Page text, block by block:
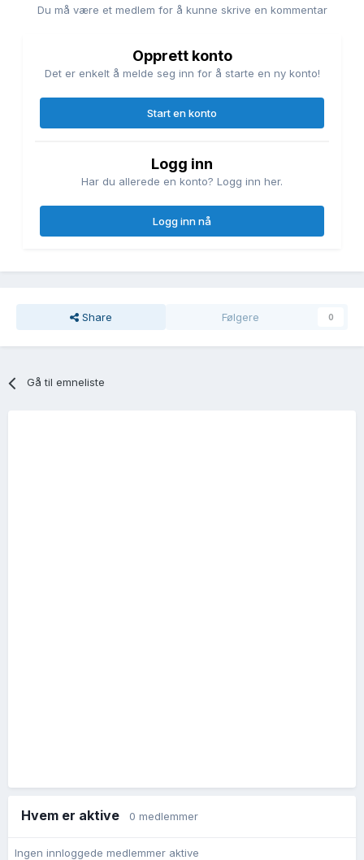
Du må være et medlem for å kunne skrive en kommentar
Opprett konto
Det er enkelt å melde seg inn for å starte en ny konto!
Start en konto
Logg inn
Har du allerede en konto? Logg inn her.
Logg inn nå
Share Følgere 0
Gå til emneliste
Hvem er aktive 0 medlemmer
Ingen innloggede medlemmer aktive